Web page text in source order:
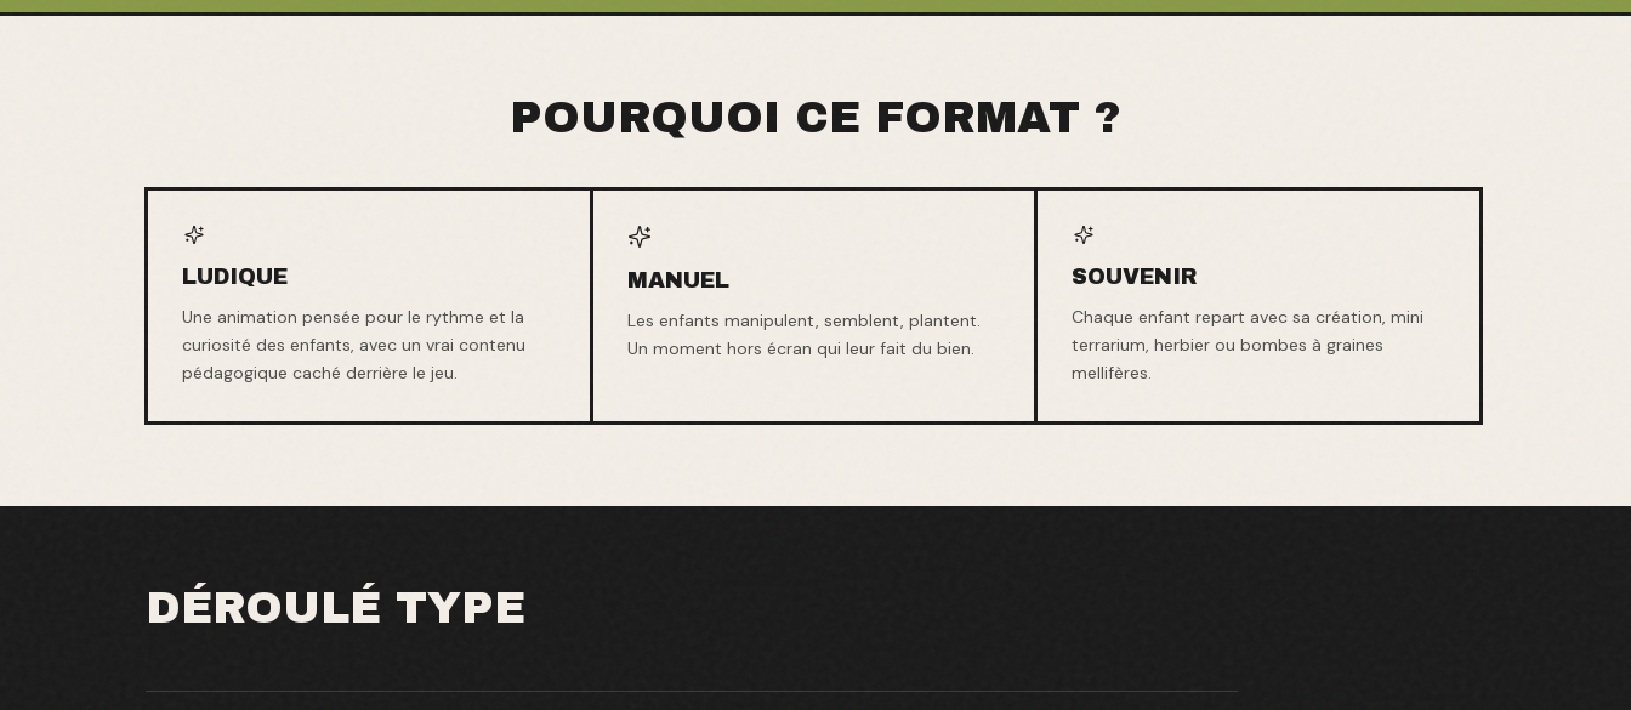
POURQUOI CE FORMAT ?
LUDIQUE
Une animation pensée pour le rythme et la
curiosité des enfants, avec un vrai contenu
pédagogique caché derrière le jeu.
MANUEL
Les enfants manipulent, semblent, plantent.
Un moment hors écran qui leur fait du bien.
SOUVENIR
Chaque enfant repart avec sa création, mini
terrarium, herbier ou bombes à graines
mellifères.
DÉROULÉ TYPE